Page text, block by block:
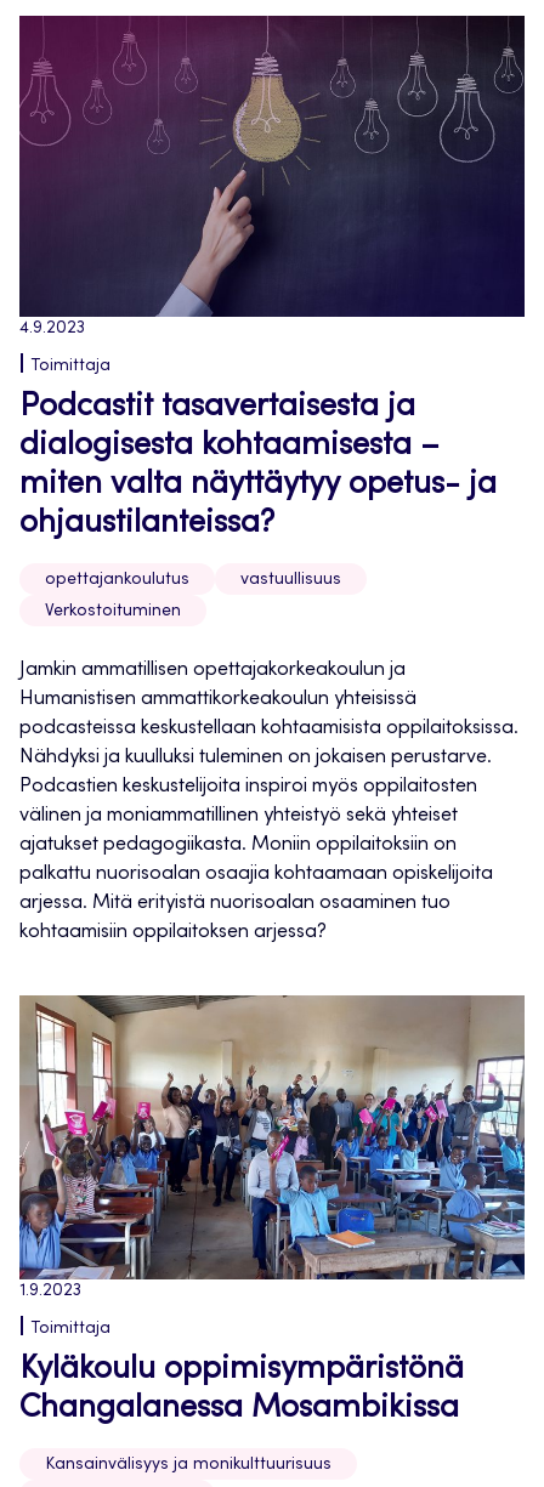
4.9.2023
Toimittaja
Podcastit tasavertaisesta ja
dialogisesta kohtaamisesta –
miten valta näyttäytyy opetus- ja
ohjaustilanteissa?
opettajankoulutus
vastuullisuus
Verkostoituminen
Jamkin ammatillisen opettajakorkeakoulun ja
Humanistisen ammattikorkeakoulun yhteisissä
podcasteissa keskustellaan kohtaamisista oppilaitoksissa.
Nähdyksi ja kuulluksi tuleminen on jokaisen perustarve.
Podcastien keskustelijoita inspiroi myös oppilaitosten
välinen ja moniammatillinen yhteistyö sekä yhteiset
ajatukset pedagogiikasta. Moniin oppilaitoksiin on
palkattu nuorisoalan osaajia kohtaamaan opiskelijoita
arjessa. Mitä erityistä nuorisoalan osaaminen tuo
kohtaamisiin oppilaitoksen arjessa?
1.9.2023
Toimittaja
Kyläkoulu oppimisympäristönä
Changalanessa Mosambikissa
Kansainvälisyys ja monikulttuurisuus